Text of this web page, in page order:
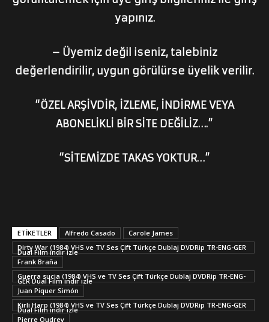
yapınız.
– Üyemiz değil iseniz, talebiniz
değerlendirilir, uygun görülürse üyelik verilir.
“ÖZEL ARŞİVDİR, İZLEME, İNDİRME VEYA
ABONELİKLİ BİR SİTE DEĞİLİZ….”
“SİTEMİZDE TAKAS YOKTUR…”
ETİKETLER Alfredo Casado
Carole James
Dirty War (1984) VHS ve TV Ses Çift Türkçe Dublaj DVDRip TR-ENG-GER
Dual Film indir izle
Frank Braña
Guerra sucia (1984) VHS ve TV Ses Çift Türkçe Dublaj DVDRip TR-ENG-
GER Dual Film indir izle
Juan Piquer Simón
Kirli Harp (1984) VHS ve TV Ses Çift Türkçe Dublaj DVDRip TR-ENG-GER
Dual Film indir izle
Pierre Oudrey